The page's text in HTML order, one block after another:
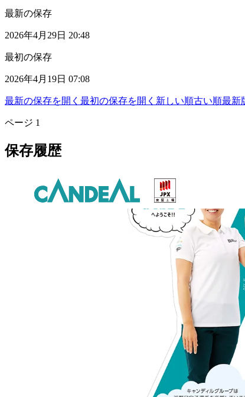
最新の保存
2026年4月29日 20:48
最初の保存
2026年4月19日 07:08
最新の保存を開く 最初の保存を開く 新しい順古い順最新
ページ 1
保存履歴